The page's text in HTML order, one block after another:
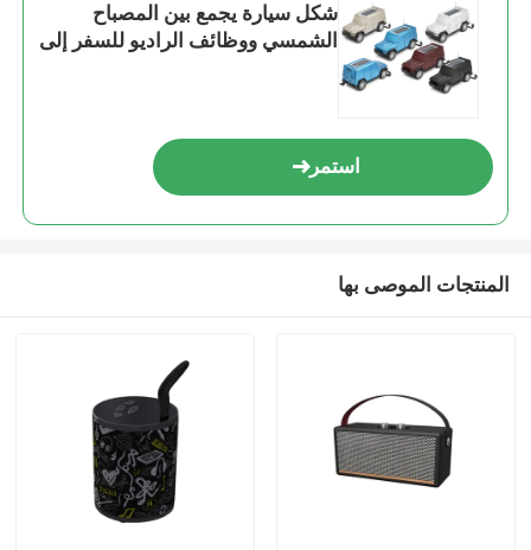
شكل سيارة يجمع بين المصباح
الشمسي ووظائف الراديو للسفر إلى
استمر
المنتجات الموصى بها